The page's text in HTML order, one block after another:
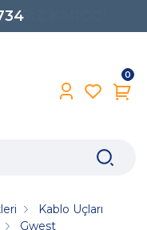
0
Kablo Uçları
Gwest